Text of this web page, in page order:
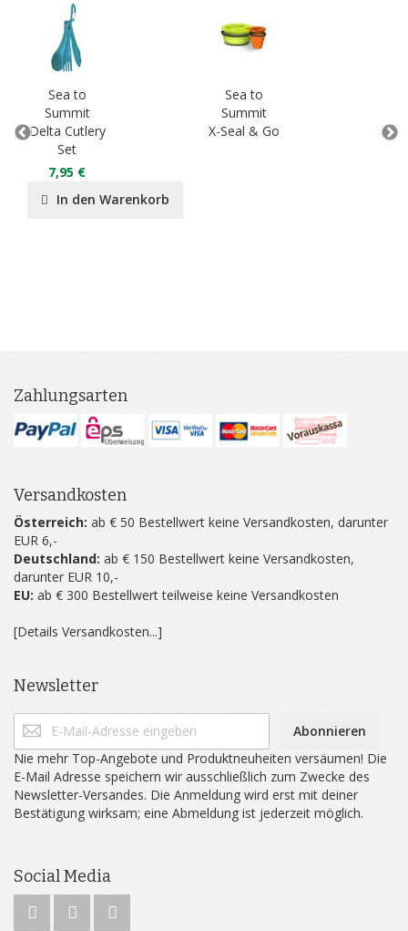
Sea to
Summit
Delta Cutlery
Set
7,95 €
In den Warenkorb
Sea to
Summit
X-Seal & Go
Zahlungsarten
Versandkosten
Österreich: ab € 50 Bestellwert keine Versandkosten, darunter
EUR 6,-
Deutschland: ab € 150 Bestellwert keine Versandkosten,
darunter EUR 10,-
EU: ab € 300 Bestellwert teilweise keine Versandkosten
[Details Versandkosten...]
Newsletter
Abonnieren
Nie mehr Top-Angebote und Produktneuheiten versäumen! Die
E-Mail Adresse speichern wir ausschließlich zum Zwecke des
Newsletter-Versandes. Die Anmeldung wird erst mit deiner
Bestätigung wirksam; eine Abmeldung ist jederzeit möglich.
Social Media